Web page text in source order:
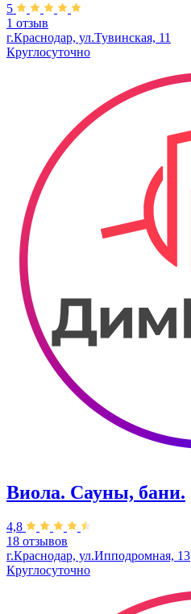
5
1 отзыв
г.Краснодар, ул.Тувинская, 11
Круглосуточно
Виола. Сауны, бани.
4,8
18 отзывов
г.Краснодар, ул.Ипподромная, 13
Круглосуточно